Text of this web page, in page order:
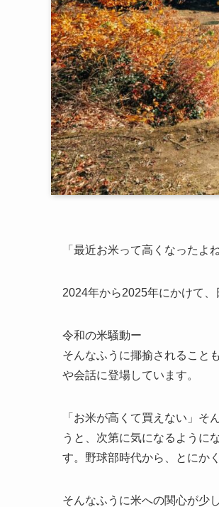
「最近お米って高くなったよ
2024年から2025年にかけて、
令和の米騒動ー
そんなふうに揶揄されること
や会話に登場しています。
「お米が高くて買えない」
うと、次第に気になるように
す。野球部時代から、とにか
そんなふうに米への関心が少